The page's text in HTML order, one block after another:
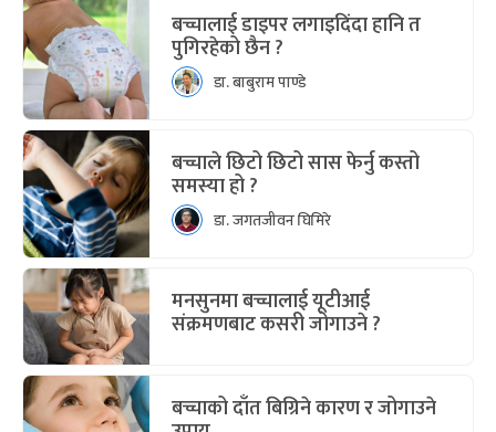
बच्चालाई डाइपर लगाइदिंदा हानि त
पुगिरहेको छैन ?
डा. बाबुराम पाण्डे
बच्चाले छिटो छिटो सास फेर्नु कस्तो
समस्या हो ?
डा. जगतजीवन घिमिरे
मनसुनमा बच्चालाई यूटीआई
संक्रमणबाट कसरी जोगाउने ?
बच्चाको दाँत बिग्रिने कारण र जोगाउने